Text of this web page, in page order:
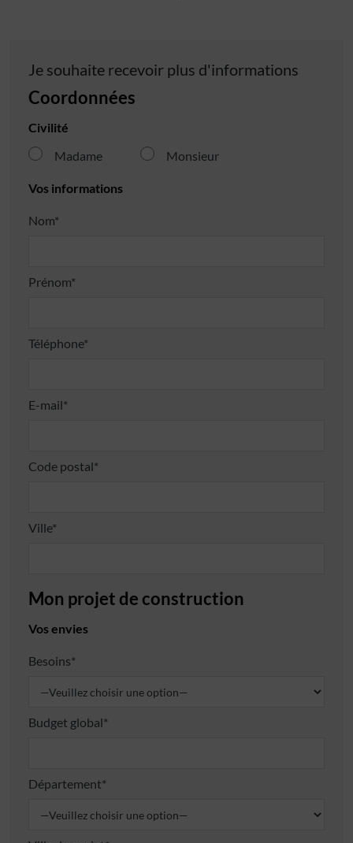
Je souhaite recevoir plus d'informations
Coordonnées
Civilité
Madame
Monsieur
Vos informations
Nom*
Prénom*
Téléphone*
E-mail*
Code postal*
Ville*
Mon projet de construction
Vos envies
Besoins*
Budget global*
Département*